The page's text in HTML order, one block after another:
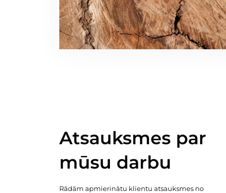
Atsauksmes par
mūsu darbu
Rādām apmierinātu klientu atsauksmes no